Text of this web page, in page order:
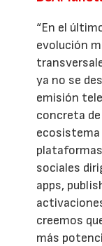
“En el
evolución
ya no se
emisión
concreta
plataformas
sociales
apps,
creemos
más